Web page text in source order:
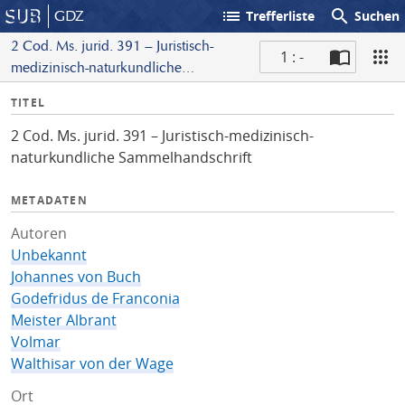
GDZ list Trefferliste search Suchen
2 Cod. Ms. jurid. 391 – Juristisch-
medizinisch-naturkundliche
1 : -
I
f
o
TITEL
2 Cod. Ms. jurid. 391 – Juristisch-medizinisch-
naturkundliche Sammelhandschrift
METADATEN
Autoren
Unbekannt
Johannes von Buch
Godefridus de Franconia
Meister Albrant
Volmar
Walthisar von der Wage
Ort